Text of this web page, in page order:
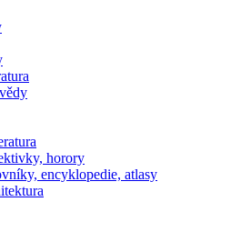
horory
encyklopedie, atlasy